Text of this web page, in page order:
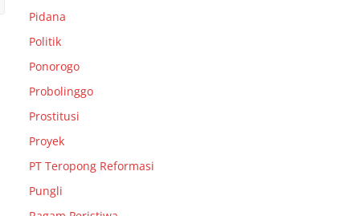
Pidana
Politik
Ponorogo
Probolinggo
Prostitusi
Proyek
PT Teropong Reformasi
Pungli